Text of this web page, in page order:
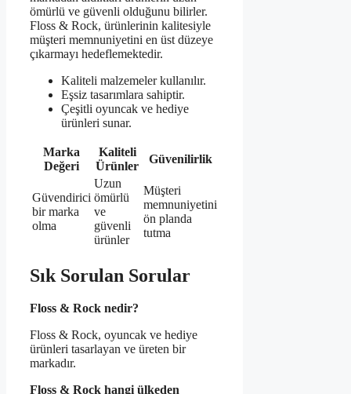
ömürlü ve güvenli olduğunu bilirler.
Floss & Rock, ürünlerinin kalitesiyle
müşteri memnuniyetini en üst düzeye
çıkarmayı hedeflemektedir.
Kaliteli malzemeler kullanılır.
Eşsiz tasarımlara sahiptir.
Çeşitli oyuncak ve hediye
ürünleri sunar.
Marka
Değeri
Kaliteli
Ürünler
Güvenilirlik
Güvendirici
bir marka
olma
Uzun
ömürlü
ve
güvenli
ürünler
Müşteri
memnuniyetini
ön planda
tutma
Sık Sorulan Sorular
Floss & Rock nedir?
Floss & Rock, oyuncak ve hediye
ürünleri tasarlayan ve üreten bir
markadır.
Floss & Rock hangi ülkeden